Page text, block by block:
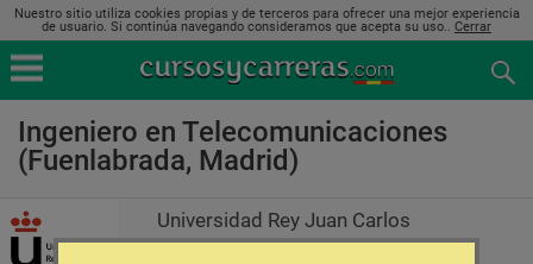
Nuestro sitio utiliza cookies propias y de terceros para ofrecer una mejor experiencia
de usuario. Si continúa navegando consideramos que acepta su uso.. Cerrar
Ingeniero en Telecomunicaciones
(Fuenlabrada, Madrid)
Universidad Rey Juan Carlos